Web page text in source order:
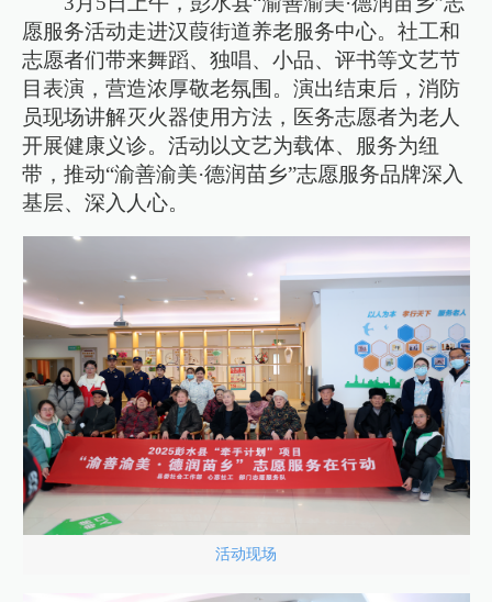
愿服务活动走进汉葭街道养老服务中心。社工和
志愿者们带来舞蹈、独唱、小品、评书等文艺节
目表演，营造浓厚敬老氛围。演出结束后，消防
员现场讲解灭火器使用方法，医务志愿者为老人
开展健康义诊。活动以文艺为载体、服务为纽
带，推动“渝善渝美·德润苗乡”志愿服务品牌深入
基层、深入人心。
活动现场